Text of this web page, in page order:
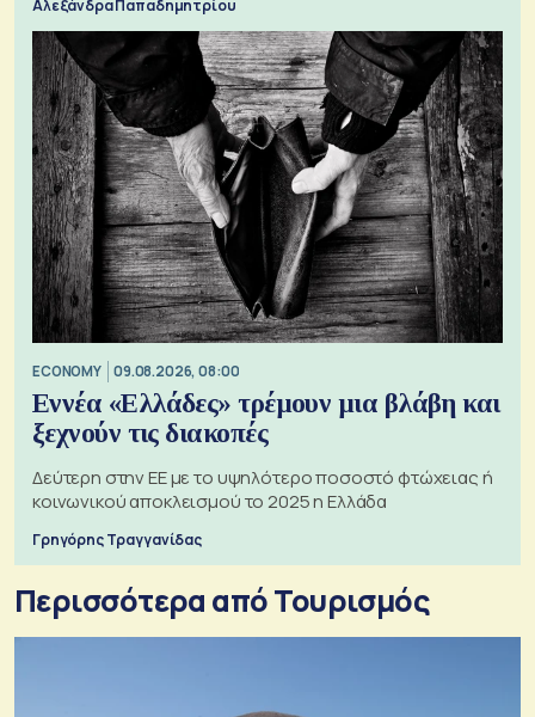
Αλεξάνδρα Παπαδημητρίου
ECONOMY 09.08.2026, 08:00
Εννέα «Ελλάδες» τρέμουν μια βλάβη και
ξεχνούν τις διακοπές
Δεύτερη στην ΕΕ με το υψηλότερο ποσοστό φτώχειας ή
κοινωνικού αποκλεισμού το 2025 η Ελλάδα
Γρηγόρης Τραγγανίδας
Περισσότερα από Τουρισμός